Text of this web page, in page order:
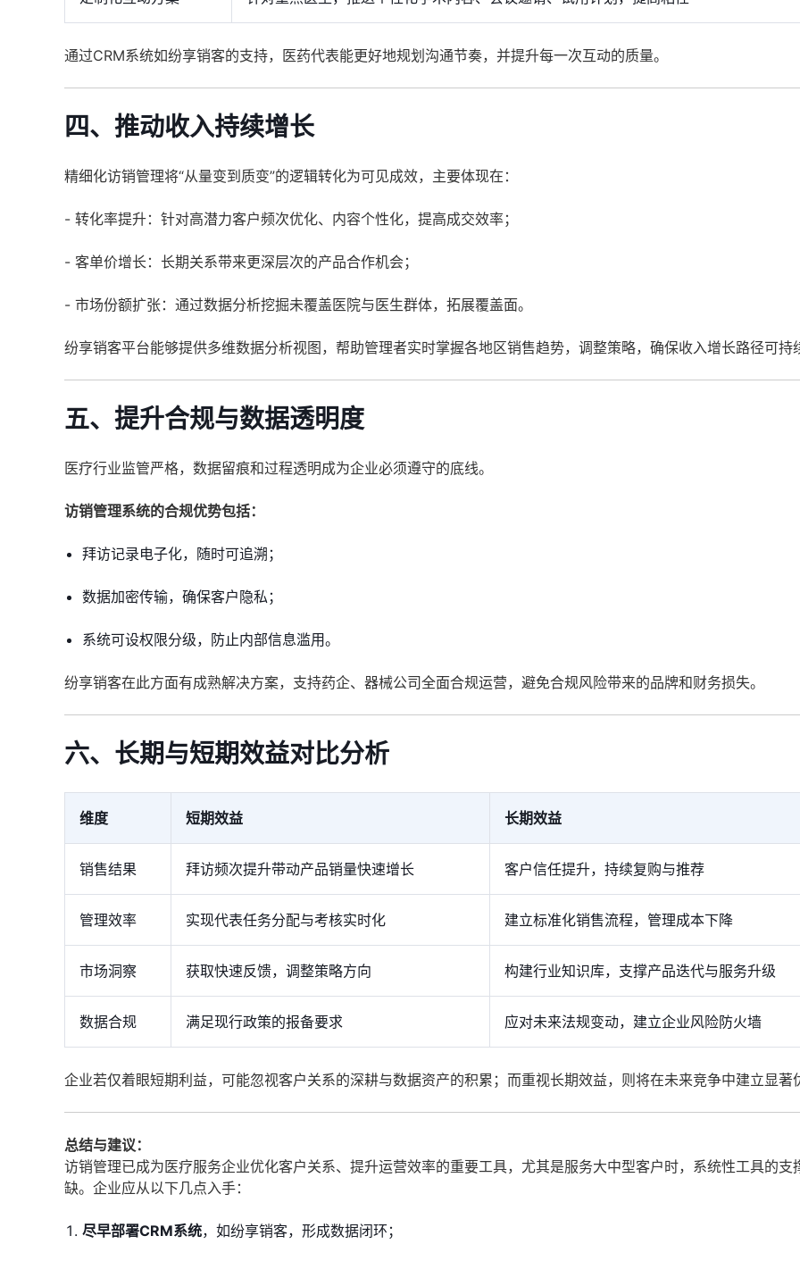
通过CRM系统如纷享销客的支持，医药代表能更好地规划沟通节奏，并提升每一次互动的质量。
四、推动收入持续增长
精细化访销管理将“从量变到质变”的逻辑转化为可见成效，主要体现在：
- 转化率提升：针对高潜力客户频次优化、内容个性化，提高成交效率；
- 客单价增长：长期关系带来更深层次的产品合作机会；
- 市场份额扩张：通过数据分析挖掘未覆盖医院与医生群体，拓展覆盖面。
纷享销客平台能够提供多维数据分析视图，帮助管理者实时掌握各地区销售趋势，调整策略，确保收入增长路径可持
五、提升合规与数据透明度
医疗行业监管严格，数据留痕和过程透明成为企业必须遵守的底线。
访销管理系统的合规优势包括：
拜访记录电子化，随时可追溯；
数据加密传输，确保客户隐私；
系统可设权限分级，防止内部信息滥用。
纷享销客在此方面有成熟解决方案，支持药企、器械公司全面合规运营，避免合规风险带来的品牌和财务损失。
六、长期与短期效益对比分析
维度 短期效益 长期效益
销售结果 拜访频次提升带动产品销量快速增长 客户信任提升，持续复购与推荐
管理效率 实现代表任务分配与考核实时化 建立标准化销售流程，管理成本下降
市场洞察 获取快速反馈，调整策略方向 构建行业知识库，支撑产品迭代与服务升级
数据合规 满足现行政策的报备要求 应对未来法规变动，建立企业风险防火墙
企业若仅着眼短期利益，可能忽视客户关系的深耕与数据资产的积累；而重视长期效益，则将在未来竞争中建立显著
总结与建议：
访销管理已成为医疗服务企业优化客户关系、提升运营效率的重要工具，尤其是服务大中型客户时，系统性工具的支
缺。企业应从以下几点入手：
尽早部署CRM系统，如纷享销客，形成数据闭环；